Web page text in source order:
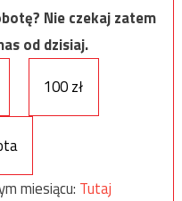
Nie czekaj zatem
od dzisiaj.
100 zł
miesiącu: Tutaj